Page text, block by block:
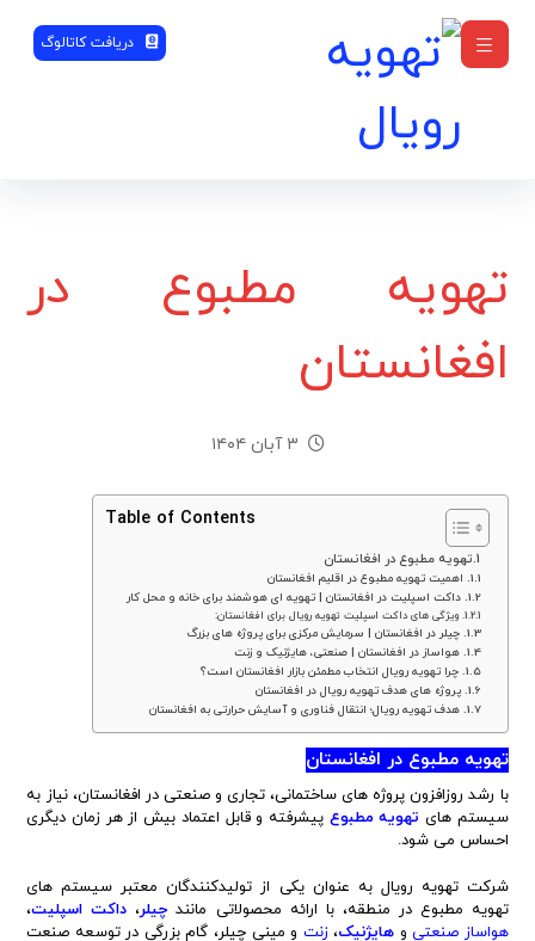
دریافت کاتالوگ
تهویه مطبوع در
افغانستان
۳ آبان ۱۴۰۴
Table of Contents
تهویه مطبوع در افغانستان
اهمیت تهویه مطبوع در اقلیم افغانستان
داکت اسپلیت در افغانستان | تهویه ای هوشمند برای خانه و محل کار
ویژگی های داکت اسپلیت تهویه رویال برای افغانستان:
چیلر در افغانستان | سرمایش مرکزی برای پروژه های بزرگ
هواساز در افغانستان | صنعتی، هایژنیک و زنت
چرا تهویه رویال انتخاب مطمئن بازار افغانستان است؟
پروژه های هدف تهویه رویال در افغانستان
هدف تهویه رویال؛ انتقال فناوری و آسایش حرارتی به افغانستان
تهویه مطبوع در افغانستان
با رشد روزافزون پروژه های ساختمانی، تجاری و صنعتی در افغانستان، نیاز به
سیستم های تهویه مطبوع پیشرفته و قابل اعتماد بیش از هر زمان دیگری
احساس می شود.
شرکت تهویه رویال به عنوان یکی از تولیدکنندگان معتبر سیستم های
تهویه مطبوع در منطقه، با ارائه محصولاتی مانند چیلر، داکت اسپلیت،
هواساز صنعتیو هایژنیک،زنت و مینی چیلر، گام بزرگی در توسعه صنعت